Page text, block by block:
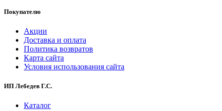
Покупателю
Акции
Доставка и оплата
Политика возвратов
Карта сайта
Условия использования сайта
ИП Лебедев Г.С.
Каталог